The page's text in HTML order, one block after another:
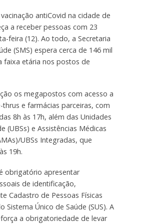
antiCovid na cidade de
a receber pessoas com 23
feira (12). Ao todo, a Secretaria
(SMS) espera cerca de 146 mil
faixa etária nos postos de
os megapostos com acesso a
e farmácias parceiras, com
8h às 17h, além das Unidades
(UBSs) e Assistências Médicas
UBSs Integradas, que
19h.
obrigatório apresentar
de identificação,
Cadastro de Pessoas Físicas
Sistema Único de Saúde (SUS). A
a obrigatoriedade de levar